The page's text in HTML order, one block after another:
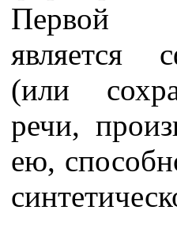
Первой
является
(или
речи,
ею,